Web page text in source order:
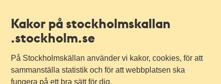
Kakor på stockholmskallan
.stockholm.se
På Stockholmskällan använder vi kakor, cookies, för att
sammanställa statistik och för att webbplatsen ska
fungera på ett bra sätt för dig.